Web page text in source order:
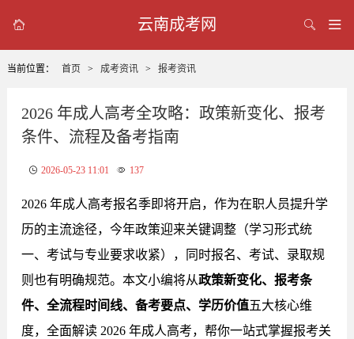
 云南成考网  
当前位置： 首页 > 成考资讯 > 报考资讯
2026 年成人高考全攻略：政策新变化、报考
条件、流程及备考指南
2026-05-23 11:01 137
2026 年成人高考报名季即将开启，作为在职人员提升学
历的主流途径，今年政策迎来关键调整（学习形式统
一、 考试与专业要求收紧），同时报名、考试、录取规
则也有明确规范。本文小编将从政策新变化、报考条
件、全流程时间线、备考要点、学历价值五大核心维
度，全面解读 2026 年成人高考，帮你一站式掌握报考关